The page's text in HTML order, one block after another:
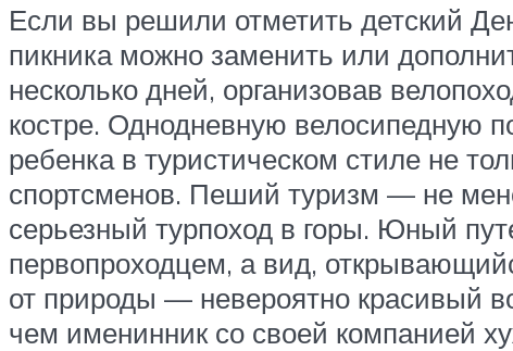
Если вы решили отметить детский
пикника можно заменить или
несколько дней, организовав
костре. Однодневную велосипедную
ребенка в туристическом стиле не
спортсменов. Пеший туризм — не
серьезный турпоход в горы. Юный
первопроходцем, а вид,
от природы — невероятно красивый
чем именинник со своей компанией